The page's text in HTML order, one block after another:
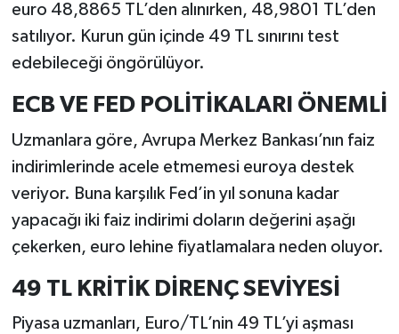
euro 48,8865 TL’den alınırken, 48,9801 TL’den
satılıyor. Kurun gün içinde 49 TL sınırını test
edebileceği öngörülüyor.
ECB VE FED POLİTİKALARI ÖNEMLİ
Uzmanlara göre, Avrupa Merkez Bankası’nın faiz
indirimlerinde acele etmemesi euroya destek
veriyor. Buna karşılık Fed’in yıl sonuna kadar
yapacağı iki faiz indirimi doların değerini aşağı
çekerken, euro lehine fiyatlamalara neden oluyor.
49 TL KRİTİK DİRENÇ SEVİYESİ
Piyasa uzmanları, Euro/TL’nin 49 TL’yi aşması